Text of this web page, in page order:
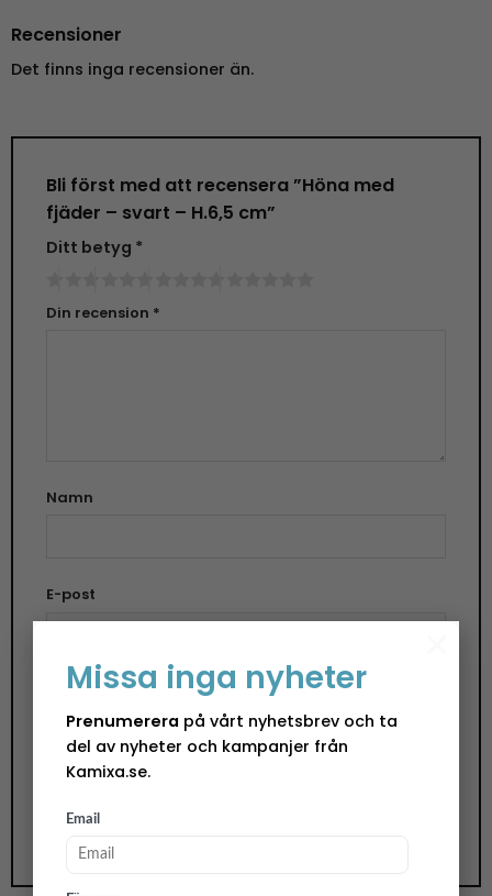
Missa inga nyheter
Prenumerera på vårt nyhetsbrev och ta
del av nyheter och kampanjer från
Kamixa.se.
Email
Recensioner
Det finns inga recensioner än.
Bli först med att recensera ”Höna med
fjäder – svart – H.6,5 cm”
Ditt betyg *
Din recension *
Namn
E-post
Spara mitt namn, min e-postadress och
webbplats i denna webbläsare till nästa gång jag
skriver en kommentar.